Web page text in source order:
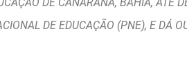
DE CANARANA, BAHIA, ATÉ
DE EDUCAÇÃO (PNE), E DÁ